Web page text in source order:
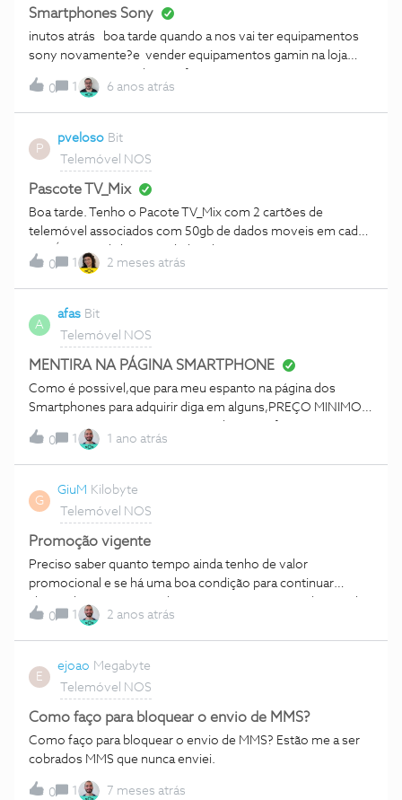
ligação é feita directamente. O apoio ao cliente foi 0
esclarecedor, dando até a entender que eu estava a faltar à
verdade. Gostaria de ter uma explicação para esta cobrança
de roaming quando se liga para o voicemail.
Smartphones Sony
inutos atrás boa tarde quando a nos vai ter equipamentos
sony novamente?e vender equipamentos gamin na loja
como outras operadoras o fazem
0
1 6 anos atrás
P
pveloso Bit
Telemóvel NOS
Pascote TV_Mix
Boa tarde. Tenho o Pacote TV_Mix com 2 cartões de
telemóvel associados com 50gb de dados moveis em cada
um. É possível alterar os dados de um cartão para o outro,
visto que um dos telemóveis não tem acesso à
internet.Obrigado pela vossa resposta.
0 1 2 meses atrás
A
afas Bit
Telemóvel NOS
MENTIRA NA PÁGINA SMARTPHONE
Como é possivel,que para meu espanto na página dos
Smartphones para adquirir diga em alguns,PREÇO MINIMO
GARANTIDO,PURA MENTIRA,onde posso fazer queixa?
0
1 1 ano atrás
G
GiuM Kilobyte
Telemóvel NOS
Promoção vigente
Preciso saber quanto tempo ainda tenho de valor
promocional e se há uma boa condição para continuar
cliente da Nos ao inves de acrescentar mais um telemovel
no meu pack MEO, porém não consigo contacto pois os
minutos ja se esgotaram.
0 1 2 anos atrás
E
ejoao Megabyte
Telemóvel NOS
Como faço para bloquear o envio de MMS?
Como faço para bloquear o envio de MMS? Estão me a ser
cobrados MMS que nunca enviei.
0 1 7 meses atrás